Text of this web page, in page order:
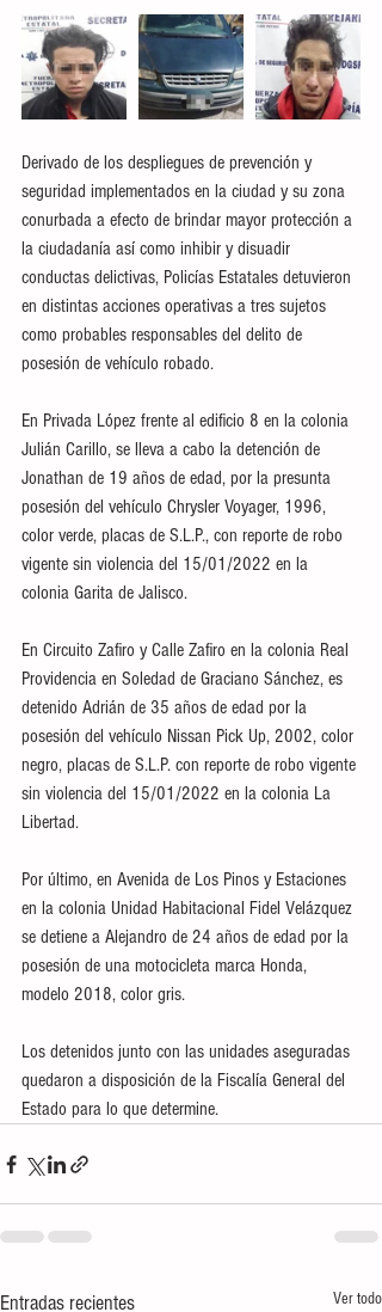
Derivado de los despliegues de prevención y
seguridad implementados en la ciudad y su zona
conurbada a efecto de brindar mayor protección a
la ciudadanía así como inhibir y disuadir
conductas delictivas, Policías Estatales detuvieron
en distintas acciones operativas a tres sujetos
como probables responsables del delito de
posesión de vehículo robado.
En Privada López frente al edificio 8 en la colonia
Julián Carillo, se lleva a cabo la detención de
Jonathan de 19 años de edad, por la presunta
posesión del vehículo Chrysler Voyager, 1996,
color verde, placas de S.L.P., con reporte de robo
vigente sin violencia del 15/01/2022 en la
colonia Garita de Jalisco.
En Circuito Zafiro y Calle Zafiro en la colonia Real
Providencia en Soledad de Graciano Sánchez, es
detenido Adrián de 35 años de edad por la
posesión del vehículo Nissan Pick Up, 2002, color
negro, placas de S.L.P. con reporte de robo vigente
sin violencia del 15/01/2022 en la colonia La
Libertad.
Por último, en Avenida de Los Pinos y Estaciones
en la colonia Unidad Habitacional Fidel Velázquez
se detiene a Alejandro de 24 años de edad por la
posesión de una motocicleta marca Honda,
modelo 2018, color gris.
Los detenidos junto con las unidades aseguradas
quedaron a disposición de la Fiscalía General del
Estado para lo que determine.
Entradas recientes Ver todo